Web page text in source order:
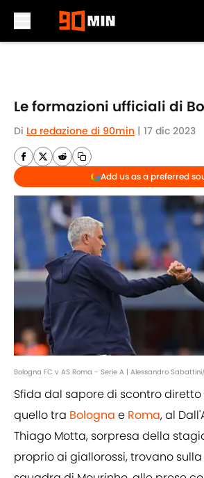
Le formazioni ufficiali di
Di La redazione di 90min | 17 dic 2023
Add us as a preferred
Bologna FC v AS Roma - Serie A | Alessandro
Sfida dal sapore di scontro diretto
quello tra Bologna e Roma, al
Thiago Motta, sorpresa della
proprio ai giallorossi, trovano